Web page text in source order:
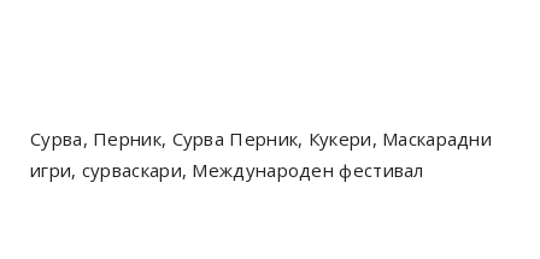
Сурва, Перник, Сурва Перник, Кукери, Маскарадни
игри, сурваскари, Mеждународен фестивал